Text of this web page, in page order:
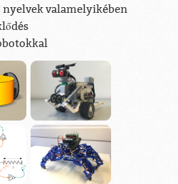
valamelyikében